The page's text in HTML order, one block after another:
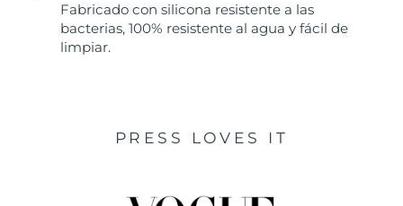
Fabricado con silicona resistente a las
bacterias, 100% resistente al agua y fácil de
limpiar.
PRESS LOVES IT